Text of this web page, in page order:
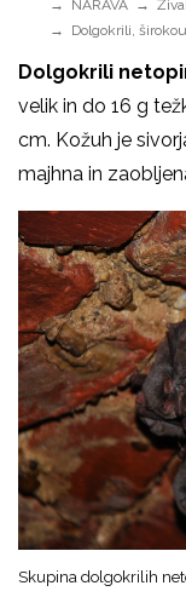
NARAVA
Dolgokrili,
Dolgokrili
velik in do 16 g
cm. Kožuh je
majhna in
Skupina dolgokrilih